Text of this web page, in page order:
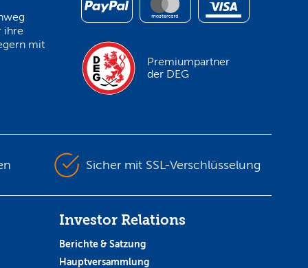
ihre
mit
Premiumpartner
der DEG
Sicher mit SSL-Verschlüsselung
Investor Relations
Berichte & Satzung
Hauptversammlung